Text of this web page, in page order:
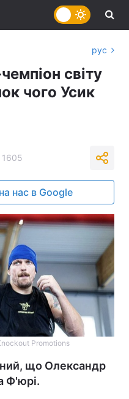
рус
світу
чого Усик
1605
нас в Google
Promotions
що Олександр
Ф'юрі.